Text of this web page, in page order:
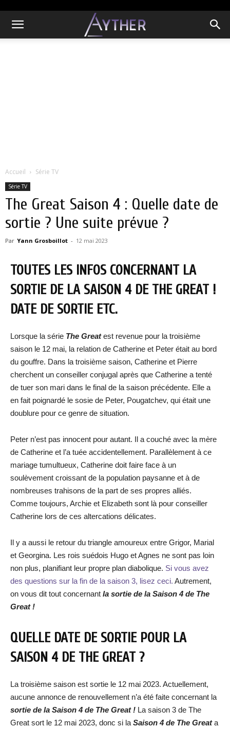
Accueil Série TV
Série TV
The Great Saison 4 : Quelle date de
sortie ? Une suite prévue ?
Par Yann Grosboillot - 12 mai 2023
TOUTES LES INFOS CONCERNANT LA
SORTIE DE LA SAISON 4 DE THE GREAT !
DATE DE SORTIE ETC.
Lorsque la série The Greatest revenue pour la troisième
saison le 12 mai, la relation de Catherine et Peter était au bord
du gouffre. Dans la troisième saison, Catherine et Pierre
cherchent un conseiller conjugal après que Catherine a tenté
de tuer son mari dans le final de la saison précédente. Elle a
en fait poignardé le sosie de Peter, Pougatchev, qui était une
doublure pour ce genre de situation.
Peter n’est pas innocent pour autant. Il a couché avec la mère
de Catherine et l’a tuée accidentellement. Parallèlement à ce
mariage tumultueux, Catherine doit faire face à un
soulèvement croissant de la population paysanne et à de
nombreuses trahisons de la part de ses propres alliés.
Comme toujours, Archie et Elizabeth sont là pour conseiller
Catherine lors de ces altercations délicates.
Il y a aussi le retour du triangle amoureux entre Grigor, Marial
et Georgina. Les rois suédois Hugo et Agnes ne sont pas loin
non plus, planifiant leur propre plan diabolique. Si vous avez
des questions sur la fin de la saison 3, lisez ceci. Autrement,
on vous dit tout concernant la sortie de la Saison 4 de The
Great !
QUELLE DATE DE SORTIE POUR LA
SAISON 4 DE THE GREAT ?
La troisième saison est sortie le 12 mai 2023. Actuellement,
aucune annonce de renouvellement n’a été faite concernant la
sortie de la Saison 4 de The Great ! La saison 3 de The
Great sort le 12 mai 2023, donc si la Saison 4 de The Greata